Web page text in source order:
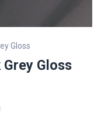
Gloss
Grey Gloss